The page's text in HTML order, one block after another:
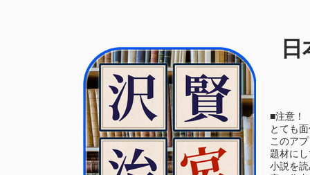
■注意！
とても
このア
題材に
小説を